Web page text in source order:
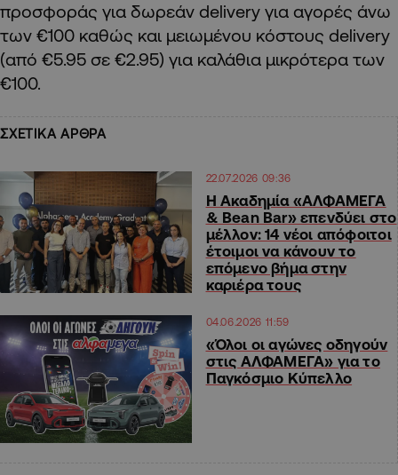
προσφοράς για δωρεάν delivery για αγορές άνω
των €100 καθώς και μειωμένου κόστους delivery
(από €5.95 σε €2.95) για καλάθια μικρότερα των
€100.
ΣΧΕΤΙΚΑ ΑΡΘΡΑ
22.07.2026 09:36
Η Ακαδημία «ΑΛΦΑΜΕΓΑ
& Bean Bar» επενδύει στο
μέλλον: 14 νέοι απόφοιτοι
έτοιμοι να κάνουν το
επόμενο βήμα στην
καριέρα τους
04.06.2026 11:59
«Όλοι οι αγώνες οδηγούν
στις ΑΛΦΑΜΕΓΑ» για το
Παγκόσμιο Κύπελλο